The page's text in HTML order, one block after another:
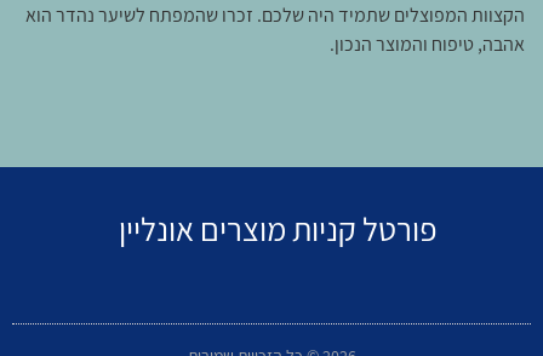
הקצוות המפוצלים שתמיד היה שלכם. זכרו שהמפתח לשיער נהדר הוא
אהבה, טיפוח והמוצר הנכון.
פורטל קניות מוצרים אונליין